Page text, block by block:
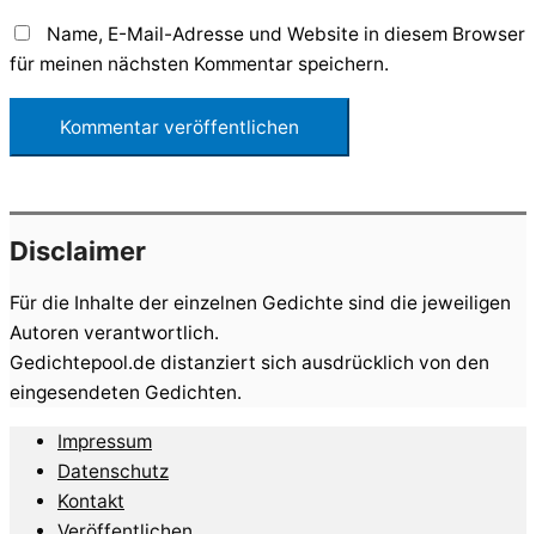
Name, E-Mail-Adresse und Website in diesem Browser
für meinen nächsten Kommentar speichern.
Disclaimer
Für die Inhalte der einzelnen Gedichte sind die jeweiligen
Autoren verantwortlich.
Gedichtepool.de distanziert sich ausdrücklich von den
eingesendeten Gedichten.
Impressum
Datenschutz
Kontakt